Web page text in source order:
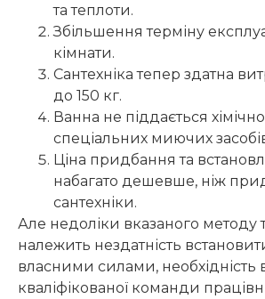
та теплоти.
Збільшення терміну
кімнати.
Сантехніка тепер здатна
до 150 кг.
Ванна не піддається
спеціальних миючих
Ціна придбання та
набагато дешевше, ніж
сантехніки.
Але недоліки вказаного методу
належить нездатність
власними силами, необхідність
кваліфікованої команди